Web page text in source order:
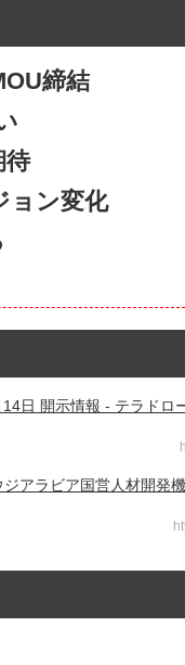
締結
待
ョン変化
日 開示情報 - テラド
アラビア国営人材開発